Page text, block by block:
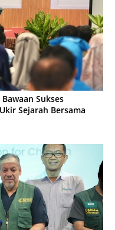
Sukses
Sejarah Bersama